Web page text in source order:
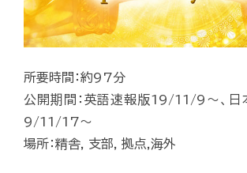
所要時間：約97分
公開期間：英語速報版19/11/9～、日
9/11/17～
場所：精舎, 支部, 拠点,海外